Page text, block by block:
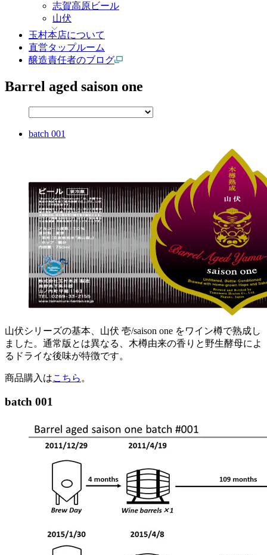
志賀高原ビール
山伏
玉村本店について
直営タップルーム
醸造責任者のブログ
Barrel aged saison one
batch 001
山伏シリーズの基本、山伏 壱/saison one をワイン樽で熟成し
ました。通常版とは異なる、木樽由来の香りと野生酵母によ
るドライな後味が特徴です。
商品購入はこちら 。
batch 001